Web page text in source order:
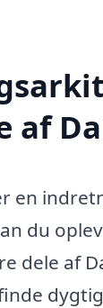
af
en
du
dele af